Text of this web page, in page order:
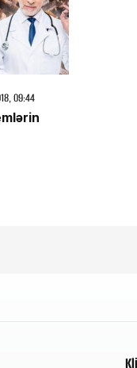
09:44